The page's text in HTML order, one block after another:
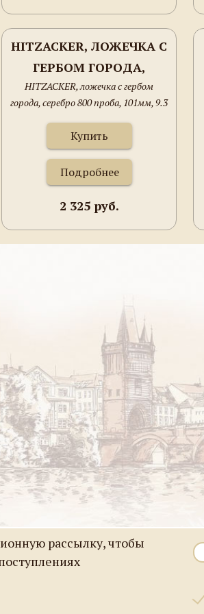
HITZACKER, ЛОЖЕЧКА С
ГЕРБОМ ГОРОДА,
СЕРЕБРО 800 ПРОБА,
101ММ, 9.3 ГРАММА.
HITZACKER, ложечка с гербом
города, серебро 800 проба, 101мм, 9.3
Купить
Подробнее
2 325 руб.
рассылку, чтобы